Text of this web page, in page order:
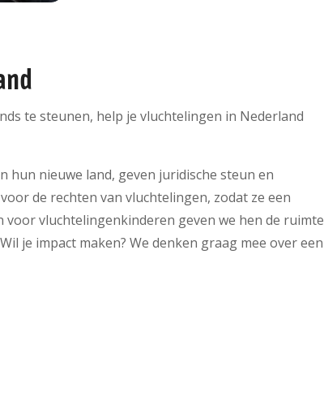
te steunen, help je vluchtelingen in Nederland
hun nieuwe land, geven juridische steun en
de rechten van vluchtelingen, zodat ze een
vluchtelingenkinderen geven we hen de ruimte
je impact maken? We denken graag mee over een